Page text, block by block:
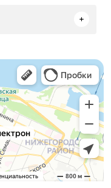
Новгороде